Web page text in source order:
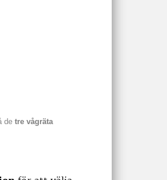
de tre vågräta